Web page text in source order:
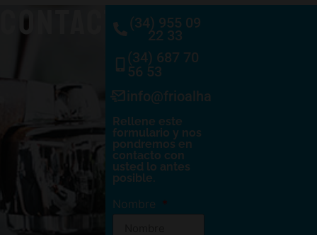
CONTACTO(34) 955 09
22 33
(34) 687 70
56 53
info@frioalhambra.com
Rellene este
formulario y nos
pondremos en
contacto con
usted lo antes
posible.
Nombre